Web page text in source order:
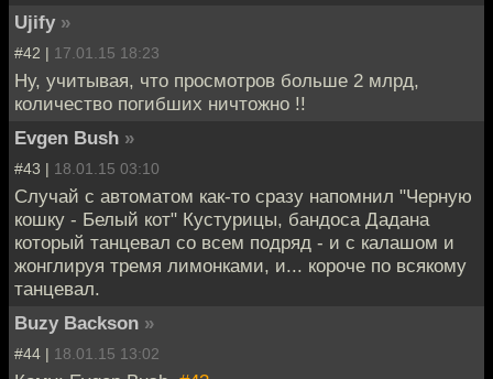
Ujify »
#42 | 17.01.15 18:23
Ну, учитывая, что просмотров больше 2 млрд,
количество погибших ничтожно !!
Evgen Bush »
#43 | 18.01.15 03:10
Случай с автоматом как-то сразу напомнил "Черную
кошку - Белый кот" Кустурицы, бандоса Дадана
который танцевал со всем подряд - и с калашом и
жонглируя тремя лимонками, и... короче по всякому
танцевал.
Buzy Backson »
#44 | 18.01.15 13:02